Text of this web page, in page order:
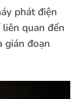
phát điện
quan đến
gián đoạn